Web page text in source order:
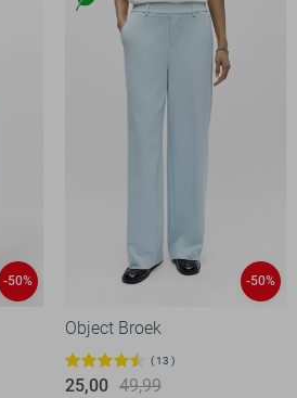
-50% -50%
Object Broek
13
25,00 49,99